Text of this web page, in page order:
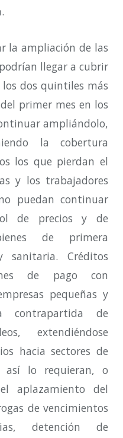
la ampliación de las
llegar a cubrir
dos quintiles más
primer mes en los
ampliándolo,
la cobertura
los que pierdan el
y los trabajadores
puedan continuar
de precios y de
de primera
sanitaria. Créditos
de pago con
pequeñas y
contrapartida de
extendiéndose
hacia sectores de
así lo requieran, o
aplazamiento del
de vencimientos
detención de